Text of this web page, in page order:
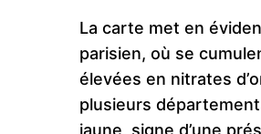
La carte met en
parisien, où se
élevées en nitrates
plusieurs
jaune, signe d’une